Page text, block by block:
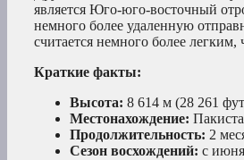
является Юго-юго-восточный
немного более удаленную
считается немного более
Краткие факты:
Высота: 8 614 м (28 261
Местонахождение:
Продолжительность: 2
Сезон восхождений: с